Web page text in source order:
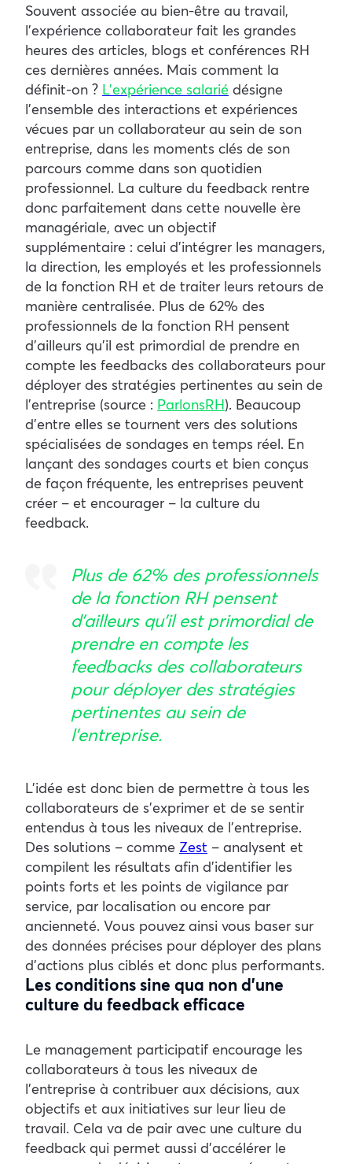
Souvent associée au bien-être au travail,
l’expérience collaborateur fait les grandes
heures des articles, blogs et conférences RH
ces dernières années. Mais comment la
définit-on ? L’expérience salarié désigne
l’ensemble des interactions et expériences
vécues par un collaborateur au sein de son
entreprise, dans les moments clés de son
parcours comme dans son quotidien
professionnel. La culture du feedback rentre
donc parfaitement dans cette nouvelle ère
managériale, avec un objectif
supplémentaire : celui d’intégrer les managers,
la direction, les employés et les professionnels
de la fonction RH et de traiter leurs retours de
manière centralisée. Plus de 62% des
professionnels de la fonction RH pensent
d’ailleurs qu’il est primordial de prendre en
compte les feedbacks des collaborateurs pour
déployer des stratégies pertinentes au sein de
l’entreprise (source : ParlonsRH). Beaucoup
d’entre elles se tournent vers des solutions
spécialisées de sondages en temps réel. En
lançant des sondages courts et bien conçus
de façon fréquente, les entreprises peuvent
créer – et encourager – la culture du
feedback.
Plus de 62% des professionnels
de la fonction RH pensent
d’ailleurs qu’il est primordial de
prendre en compte les
feedbacks des collaborateurs
pour déployer des stratégies
pertinentes au sein de
l’entreprise.
L’idée est donc bien de permettre à tous les
collaborateurs de s’exprimer et de se sentir
entendus à tous les niveaux de l’entreprise.
Des solutions – comme Zest – analysent et
compilent les résultats afin d’identifier les
points forts et les points de vigilance par
service, par localisation ou encore par
ancienneté. Vous pouvez ainsi vous baser sur
des données précises pour déployer des plans
d’actions plus ciblés et donc plus performants.
Les conditions sine qua non d’une
culture du feedback efficace
Le management participatif encourage les
collaborateurs à tous les niveaux de
l’entreprise à contribuer aux décisions, aux
objectifs et aux initiatives sur leur lieu de
travail. Cela va de pair avec une culture du
feedback qui permet aussi d’accélérer le